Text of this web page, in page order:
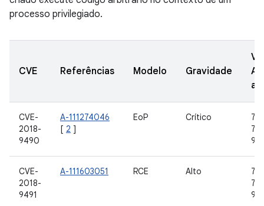
processo privilegiado.
CVE Referências Modelo Gravidade
CVE-
2018-
9490
A-111274046
[ 2 ]
EoP Crítico
9
CVE-
2018-
9491
A-111603051 RCE Alto
9